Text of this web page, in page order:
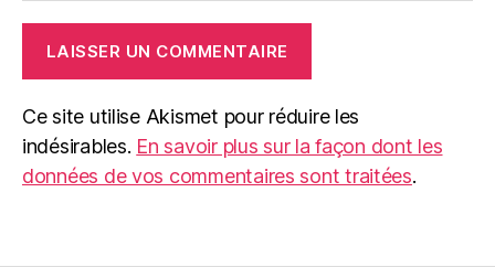
Ce site utilise Akismet pour réduire les
indésirables. En savoir plus sur la façon dont les
données de vos commentaires sont traitées.